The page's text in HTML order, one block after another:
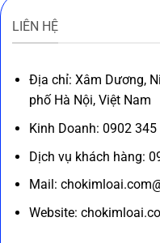
LIÊN HỆ
Địa chỉ: Xâm Dương,
phố Hà Nội, Việt Nam
Kinh Doanh: 0902
Dịch vụ khách hàng:
Mail:
Website: